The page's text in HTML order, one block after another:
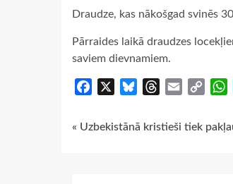
Draudze, kas nākošgad svinēs
Pārraides laikā draudzes
saviem dievnamiem.
Facebook BlueskyThreads
Email
Copy
Continue
« Uzbekistānā kristieši tiek